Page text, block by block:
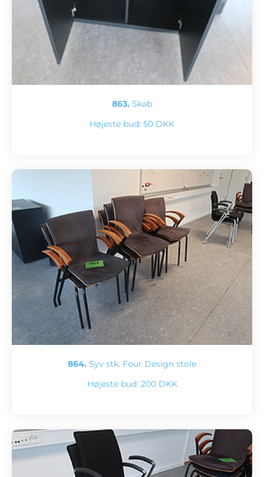
863. Skab
Højeste bud: 50 DKK
864. Syv stk. Four Design stole
Højeste bud: 200 DKK